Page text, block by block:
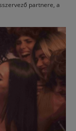
partnere, a